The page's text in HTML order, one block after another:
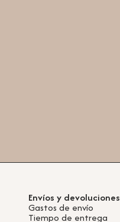
Envíos y devoluciones
Gastos de envío
Tiempo de entrega